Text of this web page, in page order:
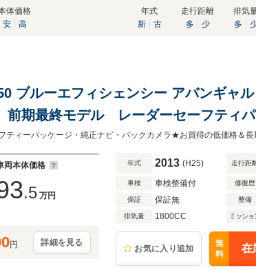
体価格
安
高
年式
新
古
走行距離
多
少
排気
多
ブルーエフィシェンシー アバンギャ
前期最終モデル レーダーセーフティ
正ナビ フルセグTV バックカメラ
ントロール 電動リアゲート 禁煙車
ティーパッケージ・純正ナビ・バックカメラ★お買得の低価格＆長
両本体価格
.5 万円
円 詳細を見る
年式 2013 (H25) 走行距
車検 車検整備付 修復歴
保証 保証無 整備
排気量 1800CC ミッショ
お気に入り追加
無
料
在